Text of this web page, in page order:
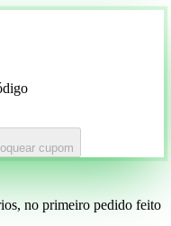
cupom
no primeiro pedido feito